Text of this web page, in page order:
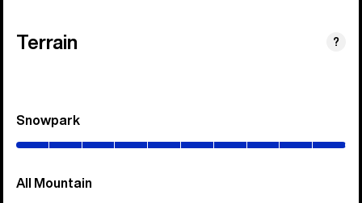
Terrain ?
Snowpark
All Mountain